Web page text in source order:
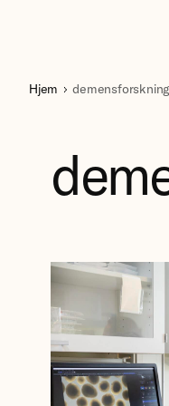
Hjem demensforskning